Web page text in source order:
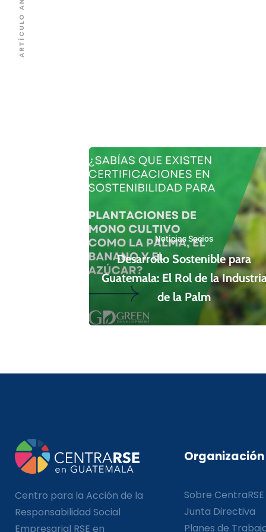
Noticias Socios
Desarrollo Sostenible para
Guatemala: El Rol de la
de la Palm
Centro para la Acción de la
Responsabilidad Social
Empresarial RSE en
Organización
Sobre CentraRSE
Junta Directiva
Planes de